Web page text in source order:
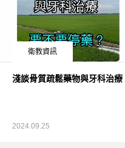
衛教資訊
淺談骨質疏鬆藥物與牙科治療
2024.09.25